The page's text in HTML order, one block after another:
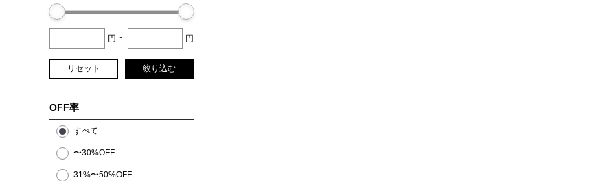
円 ~ 円
リセット 絞り込む
OFF率
すべて
〜30%OFF
31%〜50%OFF